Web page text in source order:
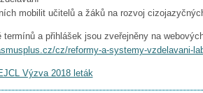
mobilit učitelů a žáků na rozvoj
termínů a přihlášek jsou zveřejněny na
cz/reformy-a-systemy-vzdelavani-
Výzva 2018 leták